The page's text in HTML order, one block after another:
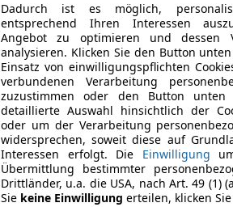
Dadurch ist es möglich,
entsprechend Ihren Interessen
Angebot zu optimieren und dessen
analysieren. Klicken Sie den Button
Einsatz von einwilligungspflichten
verbundenen Verarbeitung
zuzustimmen oder den Button
detaillierte Auswahl hinsichtlich der
oder um der Verarbeitung
widersprechen, soweit diese auf
Interessen erfolgt. Die Einwilligung
Übermittlung bestimmter
Drittländer, u.a. die USA, nach Art. 49 (1)
Sie keine Einwilligung erteilen, klicken